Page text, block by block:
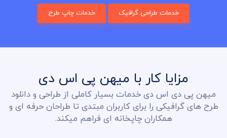
خدمات طراحی گرافیک خدمات چاپ طرح
مزایا کار با میهن پی اس دی
میهن پی دی اس دی خدمات بسیار کاملی از طراحی و دانلود
طرح های گرافیکی را برای کاربران مبتدی تا طراحان حرفه ای و
همکاران چاپخانه ای فراهم میکند.